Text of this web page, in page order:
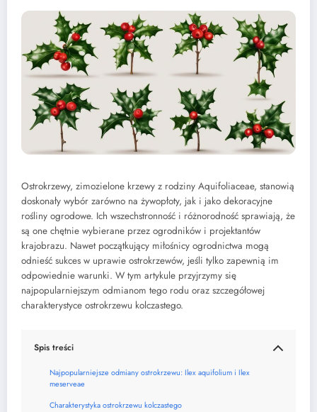
Ostrokrzewy, zimozielone krzewy z rodziny Aquifoliaceae, stanowią
doskonały wybór zarówno na żywopłoty, jak i jako dekoracyjne
rośliny ogrodowe. Ich wszechstronność i różnorodność sprawiają, że
są one chętnie wybierane przez ogrodników i projektantów
krajobrazu. Nawet początkujący miłośnicy ogrodnictwa mogą
odnieść sukces w uprawie ostrokrzewów, jeśli tylko zapewnią im
odpowiednie warunki. W tym artykule przyjrzymy się
najpopularniejszym odmianom tego rodu oraz szczegółowej
charakterystyce ostrokrzewu kolczastego.
Spis treści
Najpopularniejsze odmiany ostrokrzewu: Ilex aquifolium i Ilex
meserveae
Charakterystyka ostrokrzewu kolczastego